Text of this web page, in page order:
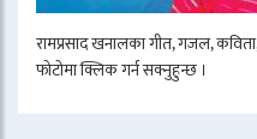
रामप्रसाद खनालका गीत, गजल,
फोटोमा क्लिक गर्न सक्नुहुन्छ ।